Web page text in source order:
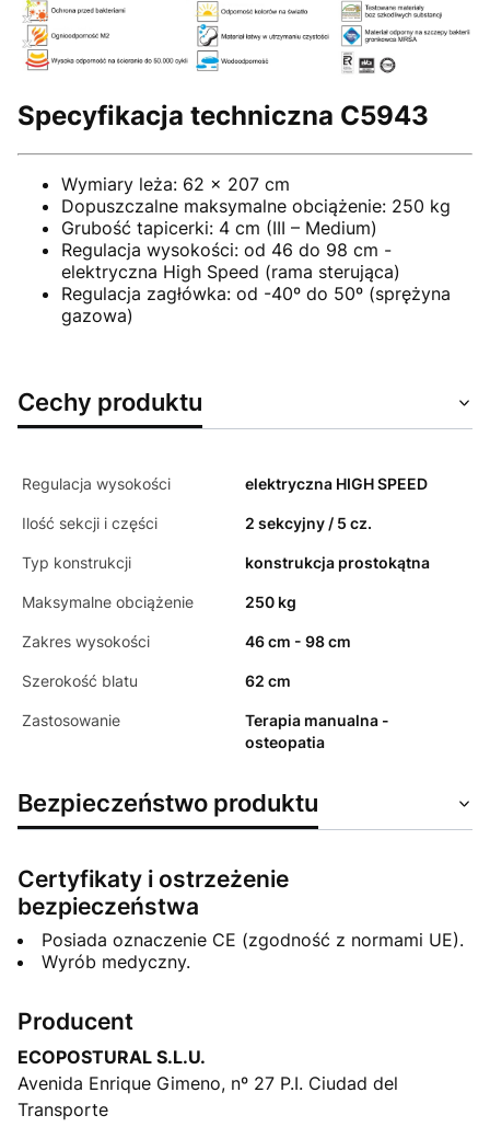
Specyfikacja techniczna C5943
Wymiary leża: 62 x 207 cm
Dopuszczalne maksymalne obciążenie: 250 kg
Grubość tapicerki: 4 cm (III – Medium)
Regulacja wysokości: od 46 do 98 cm -
elektryczna High Speed (rama sterująca)
Regulacja zagłówka: od -40º do 50º (sprężyna
gazowa)
Cechy produktu
Regulacja wysokości elektryczna HIGH SPEED
Ilość sekcji i części 2 sekcyjny / 5 cz.
Typ konstrukcji konstrukcja prostokątna
Maksymalne obciążenie 250 kg
Zakres wysokości 46 cm - 98 cm
Szerokość blatu 62 cm
Zastosowanie
Terapia manualna -
osteopatia
Bezpieczeństwo produktu
Certyfikaty i ostrzeżenie
bezpieczeństwa
Posiada oznaczenie CE (zgodność z normami UE).
Wyrób medyczny.
Producent
ECOPOSTURAL S.L.U.
Avenida Enrique Gimeno, nº 27 P.I. Ciudad del
Transporte